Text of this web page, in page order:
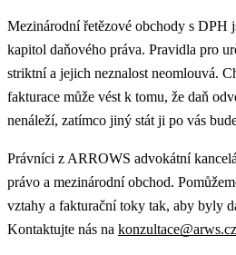
Mezinárodní řetězové obchody s DPH
kapitol daňového práva. Pravidla pro
striktní a jejich neznalost neomlouvá.
fakturace může vést k tomu, že daň
nenáleží, zatímco jiný stát ji po vás
Právníci z ARROWS advokátní
právo a mezinárodní obchod.
vztahy a fakturační toky tak, aby byly
Kontaktujte nás na konzultace@arws.cz